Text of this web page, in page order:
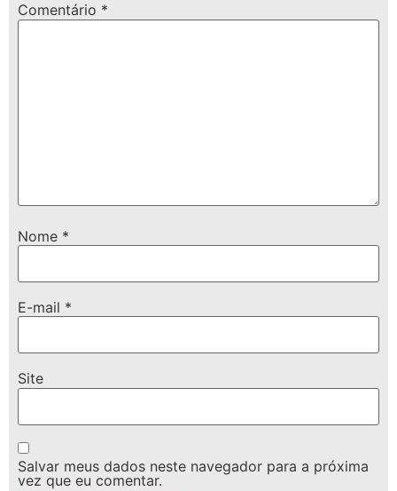
Comentário *
Nome *
E-mail *
Site
Salvar meus dados neste navegador para a próxima
vez que eu comentar.